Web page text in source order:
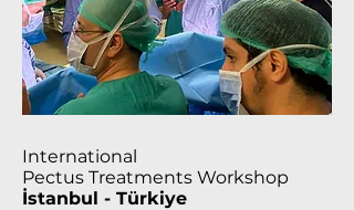
International
Pectus Treatments Workshop
İstanbul - Türkiye